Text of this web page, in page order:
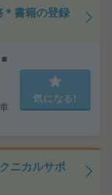
書籍の登録
気になる!
ニカルサポ